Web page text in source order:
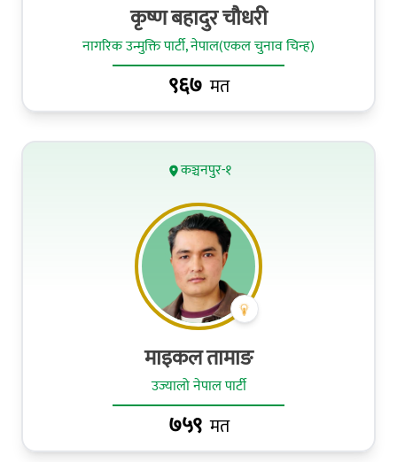
कृष्ण बहादुर चौधरी
नागरिक उन्मुक्ति पार्टी, नेपाल(एकल चुनाव चिन्ह)
९६७ मत
कञ्चनपुर-१
माइकल तामाङ
उज्यालो नेपाल पार्टी
७५९ मत